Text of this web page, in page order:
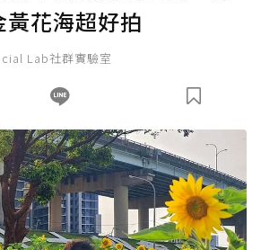
花海超好拍
Lab社群實驗室